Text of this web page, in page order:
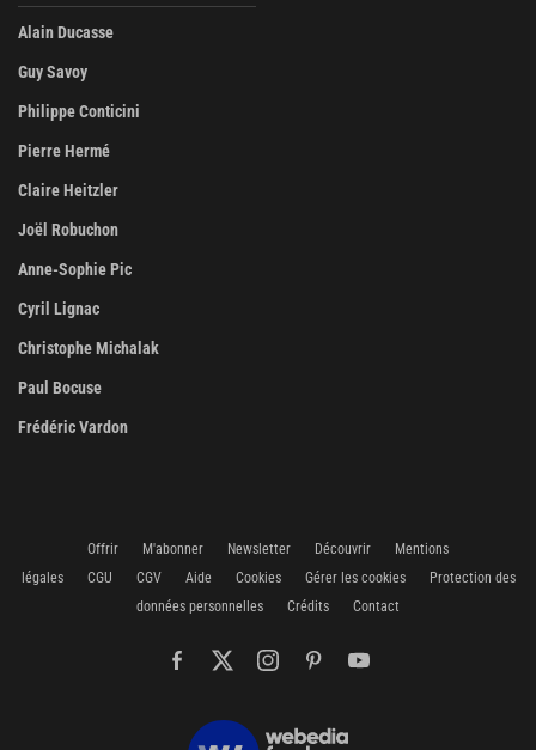
Alain Ducasse
Guy Savoy
Philippe Conticini
Pierre Hermé
Claire Heitzler
Joël Robuchon
Anne-Sophie Pic
Cyril Lignac
Christophe Michalak
Paul Bocuse
Frédéric Vardon
Offrir M'abonner Newsletter Découvrir
Mentions
légales
CGU CGV Aide Cookies Gérer les cookies
Protection des
données personnelles
Crédits Contact